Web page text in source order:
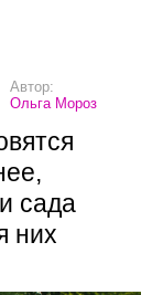
Автор:
Ольга Мороз
сада
них